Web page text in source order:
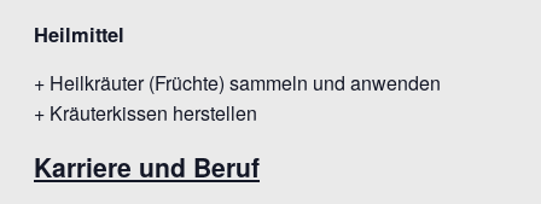
Heilmittel
+ Heilkräuter (Früchte) sammeln und anwenden
+ Kräuterkissen herstellen
Karriere und Beruf